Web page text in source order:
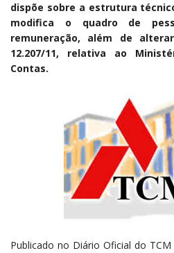
dispõe sobre a estrutura
modifica o quadro de
remuneração, além de
12.207/11, relativa ao
Contas.
Publicado no Diário Oficial do